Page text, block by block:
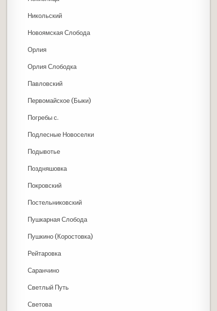
Никольский
Новоямская Слобода
Орлия
Орлия Слободка
Павловский
Первомайское (Быки)
Погребы с.
Подлесные Новоселки
Подывотье
Поздняшовка
Покровский
Постельниковский
Пушкарная Слобода
Пушкино (Коростовка)
Рейтаровка
Саранчино
Светлый Путь
Светова